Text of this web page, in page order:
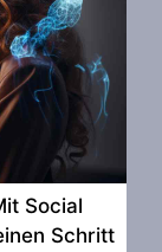
Social
Schritt